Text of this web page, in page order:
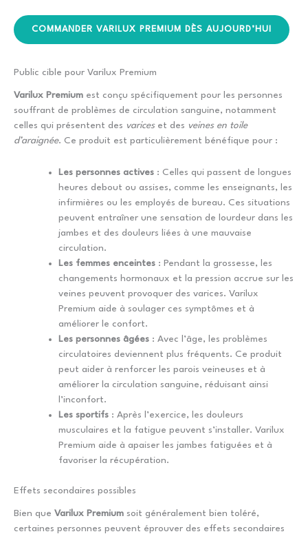
COMMANDER VARILUX PREMIUM DÈS AUJOURD’HUI
Public cible pour Varilux Premium
Varilux Premium est conçu spécifiquement pour les personnes
souffrant de problèmes de circulation sanguine, notamment
celles qui présentent des variceset des veines en toile
d’araignée. Ce produit est particulièrement bénéfique pour :
Les personnes actives : Celles qui passent de longues
heures debout ou assises, comme les enseignants, les
infirmières ou les employés de bureau. Ces situations
peuvent entraîner une sensation de lourdeur dans les
jambes et des douleurs liées à une mauvaise
circulation.
Les femmes enceintes : Pendant la grossesse, les
changements hormonaux et la pression accrue sur les
veines peuvent provoquer des varices. Varilux
Premium aide à soulager ces symptômes et à
améliorer le confort.
Les personnes âgées : Avec l’âge, les problèmes
circulatoires deviennent plus fréquents. Ce produit
peut aider à renforcer les parois veineuses et à
améliorer la circulation sanguine, réduisant ainsi
l’inconfort.
Les sportifs : Après l’exercice, les douleurs
musculaires et la fatigue peuvent s’installer. Varilux
Premium aide à apaiser les jambes fatiguées et à
favoriser la récupération.
Effets secondaires possibles
Bien que Varilux Premium soit généralement bien toléré,
certaines personnes peuvent éprouver des effets secondaires